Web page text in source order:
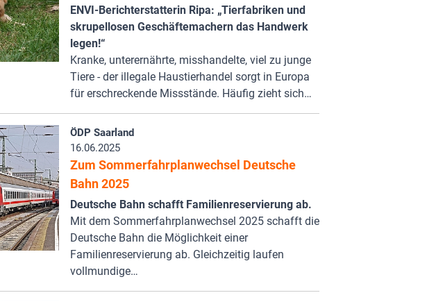
ENVI-Berichterstatterin Ripa: „Tierfabriken und
skrupellosen Geschäftemachern das Handwerk
legen!“
Kranke, unterernährte, misshandelte, viel zu junge
Tiere - der illegale Haustierhandel sorgt in Europa
für erschreckende Missstände. Häufig zieht sich…
ÖDP Saarland
16.06.2025
Zum Sommerfahrplanwechsel Deutsche
Bahn 2025
Deutsche Bahn schafft Familienreservierung ab.
Mit dem Sommerfahrplanwechsel 2025 schafft die
Deutsche Bahn die Möglichkeit einer
Familienreservierung ab. Gleichzeitig laufen
vollmundige…